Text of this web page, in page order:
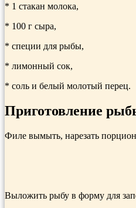
* 1 стакан молока,
* 100 г сыра,
* специи для рыбы,
* лимонный сок,
* соль и белый молотый перец.
Приготовление
Филе вымыть, нарезать
Выложить рыбу в форму для